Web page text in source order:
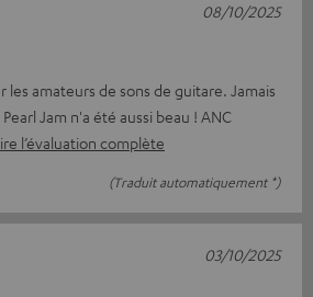
les amateurs de sons de guitare. Jamais
Jam n'a été aussi beau ! ANC
l’évaluation complète
(Traduit automatiquement *)
08/10/2025
03/10/2025